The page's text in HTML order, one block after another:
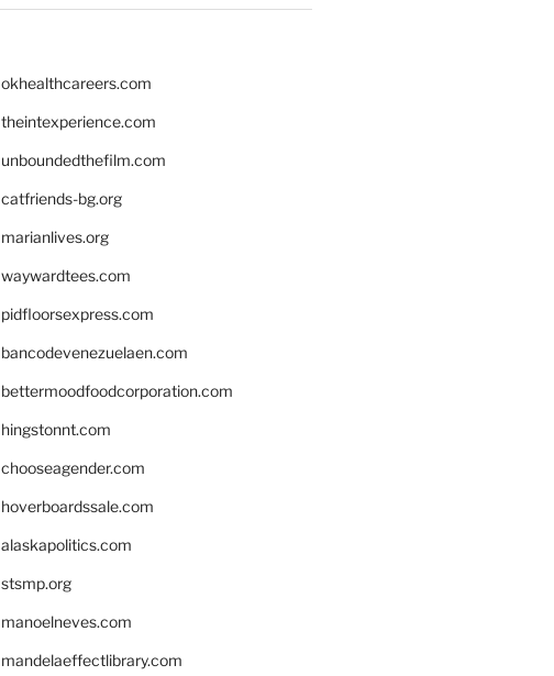
okhealthcareers.com
theintexperience.com
unboundedthefilm.com
catfriends-bg.org
marianlives.org
waywardtees.com
pidfloorsexpress.com
bancodevenezuelaen.com
bettermoodfoodcorporation.com
hingstonnt.com
chooseagender.com
hoverboardssale.com
alaskapolitics.com
stsmp.org
manoelneves.com
mandelaeffectlibrary.com